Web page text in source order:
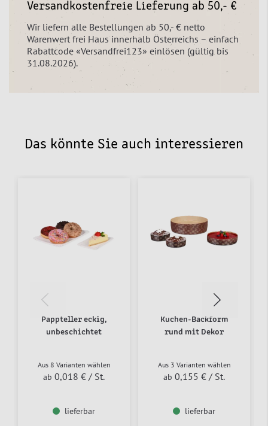
Versandkostenfreie Lieferung ab 50,- €
Wir liefern alle Bestellungen ab 50,- € netto
Warenwert frei Haus innerhalb Österreichs – einfach
Rabattcode «Versandfrei123» einlösen (gültig bis
31.08.2026).
Das könnte Sie auch interessieren
Pappteller eckig,
unbeschichtet
Aus 8 Varianten wählen
ab 0,018 € / St.
lieferbar
Kuchen-Backform
rund mit Dekor
Aus 3 Varianten wählen
ab 0,155 € / St.
lieferbar